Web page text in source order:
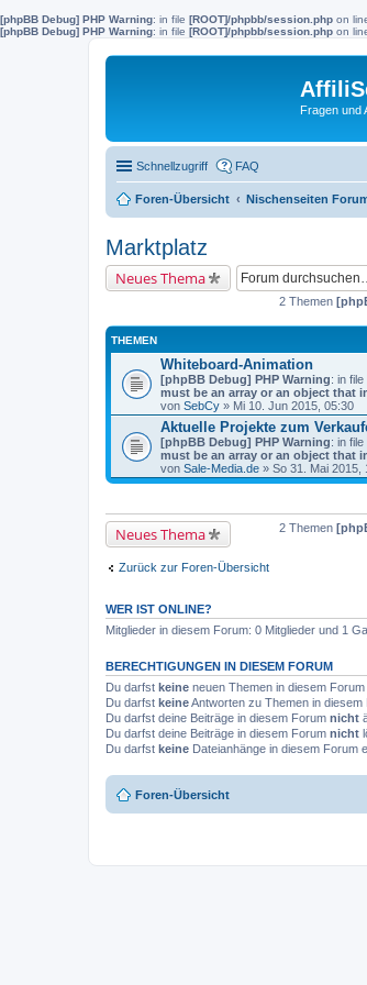
[phpBB Debug] PHP Warning: in file [ROOT]/phpbb/session.php on
[phpBB Debug] PHP Warning: in file [ROOT]/phpbb/session.php on
Fragen und
Schnellzugriff FAQ
Foren-Übersicht Nischenseiten
Marktplatz
Neues Thema
2 Themen
THEMEN
Whiteboard-Animation
[phpBB Debug] PHP Warning: in file
must be an array or an object that
von SebCy » Mi 10. Jun 2015, 05:30
Aktuelle Projekte zum
[phpBB Debug] PHP Warning: in file
must be an array or an object that
von Sale-Media.de » So 31. Mai 2015,
Neues Thema 2 Themen
Zurück zur Foren-Übersicht
WER IST ONLINE?
Mitglieder in diesem Forum: 0 Mitglieder und 1
BERECHTIGUNGEN IN DIESEM FORUM
Du darfst keine neuen Themen in diesem Forum
Du darfst keineAntworten zu Themen in diesem
Du darfst deine Beiträge in diesem Forum nicht
Du darfst deine Beiträge in diesem Forum nicht
Du darfst keine Dateianhänge in diesem Forum
Foren-Übersicht